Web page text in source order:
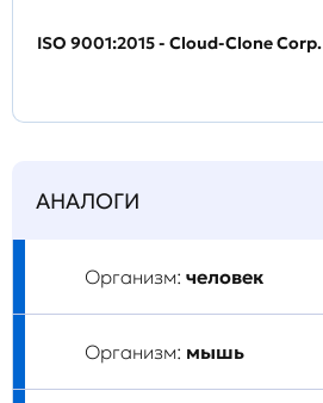
ISO 9001:2015 - Cloud-Clone Corp.
АНАЛОГИ
Организм: человек
Организм: мышь